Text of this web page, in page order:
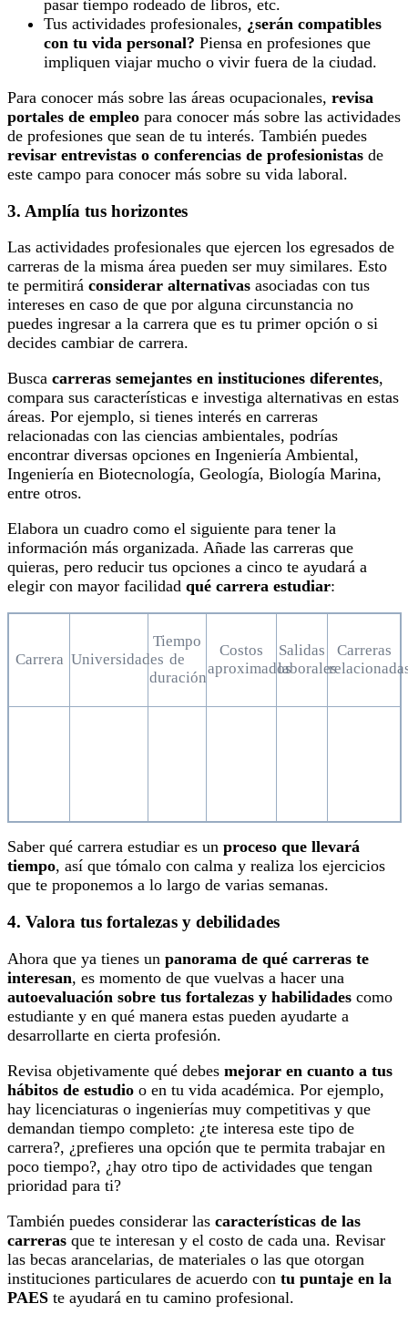
pasar tiempo rodeado de libros, etc.
Tus actividades profesionales, ¿serán compatibles
con tu vida personal? Piensa en profesiones que
impliquen viajar mucho o vivir fuera de la ciudad.
Para conocer más sobre las áreas ocupacionales, revisa
portales de empleo para conocer más sobre las actividades
de profesiones que sean de tu interés. También puedes
revisar entrevistas o conferencias de profesionistas de
este campo para conocer más sobre su vida laboral.
3. Amplía tus horizontes
Las actividades profesionales que ejercen los egresados de
carreras de la misma área pueden ser muy similares. Esto
te permitirá considerar alternativas asociadas con tus
intereses en caso de que por alguna circunstancia no
puedes ingresar a la carrera que es tu primer opción o si
decides cambiar de carrera.
Busca carreras semejantes en instituciones diferentes,
compara sus características e investiga alternativas en estas
áreas. Por ejemplo, si tienes interés en carreras
relacionadas con las ciencias ambientales, podrías
encontrar diversas opciones en Ingeniería Ambiental,
Ingeniería en Biotecnología, Geología, Biología Marina,
entre otros.
Elabora un cuadro como el siguiente para tener la
información más organizada. Añade las carreras que
quieras, pero reducir tus opciones a cinco te ayudará a
elegir con mayor facilidad qué carrera estudiar:
Carrera Universidades
Tiempo
de
duración
Costos
aproximados
Salidas
laborales
Carreras
Saber qué carrera estudiar es un proceso que llevará
tiempo, así que tómalo con calma y realiza los ejercicios
que te proponemos a lo largo de varias semanas.
4. Valora tus fortalezas y debilidades
Ahora que ya tienes un panorama de qué carreras te
interesan, es momento de que vuelvas a hacer una
autoevaluación sobre tus fortalezas y habilidades como
estudiante y en qué manera estas pueden ayudarte a
desarrollarte en cierta profesión.
Revisa objetivamente qué debes mejorar en cuanto a tus
hábitos de estudio o en tu vida académica. Por ejemplo,
hay licenciaturas o ingenierías muy competitivas y que
demandan tiempo completo: ¿te interesa este tipo de
carrera?, ¿prefieres una opción que te permita trabajar en
poco tiempo?, ¿hay otro tipo de actividades que tengan
prioridad para ti?
También puedes considerar las características de las
carreras que te interesan y el costo de cada una. Revisar
las becas arancelarias, de materiales o las que otorgan
instituciones particulares de acuerdo con tu puntaje en la
PAES te ayudará en tu camino profesional.